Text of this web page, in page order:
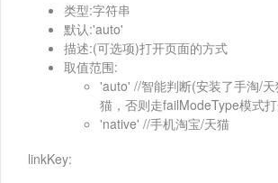
类型:字符串
默认:'auto'
描述:(可选项)打开页面的方式
取值范围:
'auto' //智能判断(安装了手淘/
猫，否则走failModeType模式
'native' //手机淘宝/天猫
linkKey: